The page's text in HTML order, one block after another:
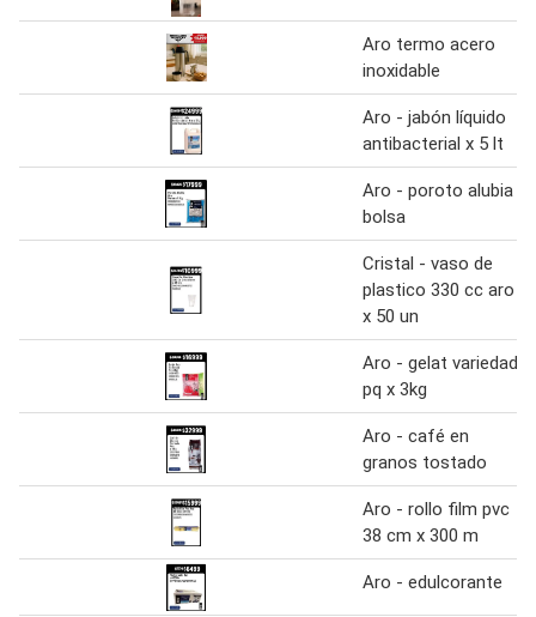
Aro termo acero
inoxidable
Aro - jabón líquido
antibacterial x 5 lt
Aro - poroto alubia
bolsa
Cristal - vaso de
plastico 330 cc aro
x 50 un
Aro - gelat variedad
pq x 3kg
Aro - café en
granos tostado
Aro - rollo film pvc
38 cm x 300 m
Aro - edulcorante